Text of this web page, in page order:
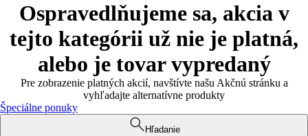
Ospravedlňujeme sa, akcia v
tejto kategórii už nie je platná,
alebo je tovar vypredaný
Pre zobrazenie platných akcií, navštívte našu Akčnú stránku a
vyhľadajte alternatívne produkty
Špeciálne ponuky
Hľadanie